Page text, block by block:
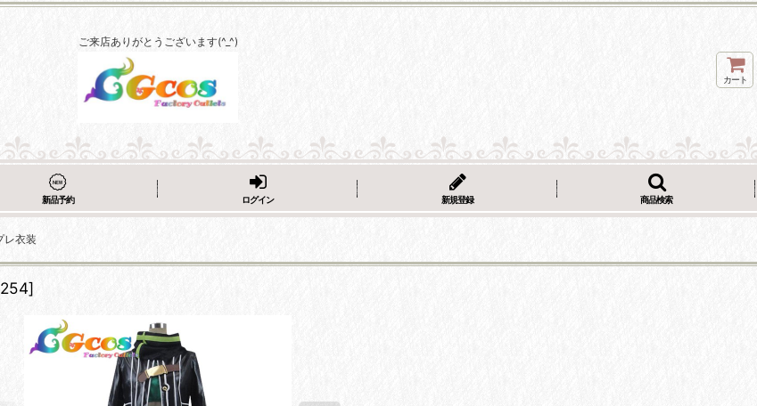
ご来店ありがとうございます(^_^)
カート
新品予約 ログイン 新規登録 商品検索
衣装
]